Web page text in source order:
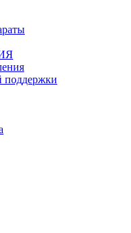
поддержки